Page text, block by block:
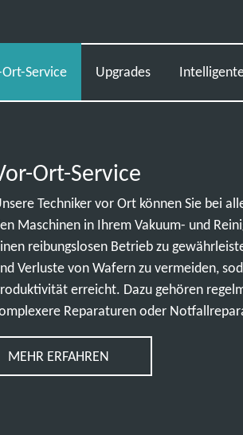
Service Upgrades
Ort-Service
Techniker vor Ort können Sie bei
Maschinen in Ihrem Vakuum- und
reibungslosen Betrieb zu
Verluste von Wafern zu vermeiden,
erreicht. Dazu gehören
Reparaturen oder
MEHR ERFAHREN